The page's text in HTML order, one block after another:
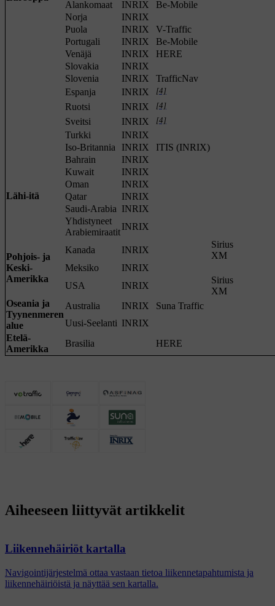
Alankomaat
INRIX
Be-Mobile
Norja
INRIX
Puola
INRIX
V-Traffic
Portugali
INRIX
Be-Mobile
Venäjä
INRIX
HERE
Slovakia
INRIX
Slovenia
INRIX
TrafficNav
Espanja
INRIX [4]
Ruotsi INRIX [4]
Sveitsi INRIX [4]
Turkki
INRIX
Iso-Britannia
INRIX ITIS (INRIX)
Lähi-itä
Bahrain
INRIX
Kuwait
INRIX
Oman
INRIX
Qatar
INRIX
Saudi-Arabia INRIX
Yhdistyneet
Arabiemiraatit
INRIX
Pohjois- ja
Keski-
Amerikka
Kanada INRIX
Sirius
XM
Meksiko
INRIX
USA
INRIX
Sirius
XM
Oseania ja
Tyynenmeren
alue
Australia INRIX
Suna Traffic
Uusi-Seelanti INRIX
Etelä-
Amerikka
Brasilia HERE
Aiheeseen liittyvät artikkelit
Liikennehäiriöt kartalla
Navigointijärjestelmä ottaa vastaan tietoa liikennetapahtumista ja
liikennehäiriöistä ja näyttää sen kartalla.